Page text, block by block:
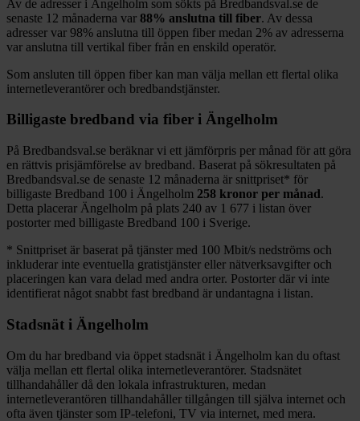
Av de adresser i Ängelholm som sökts på Bredbandsval.se de
senaste 12 månaderna var 88% anslutna till fiber. Av dessa
adresser var 98% anslutna till öppen fiber medan 2% av adresserna
var anslutna till vertikal fiber från en enskild operatör.
Som ansluten till öppen fiber kan man välja mellan ett flertal olika
internetleverantörer och bredbandstjänster.
Billigaste bredband via fiber i Ängelholm
På Bredbandsval.se beräknar vi ett jämförpris per månad för att göra
en rättvis prisjämförelse av bredband. Baserat på sökresultaten på
Bredbandsval.se de senaste 12 månaderna är snittpriset* för
billigaste Bredband 100 i Ängelholm 258 kronor per månad.
Detta placerar Ängelholm på plats 240 av 1 677 i listan över
postorter med billigaste Bredband 100 i Sverige.
* Snittpriset är baserat på tjänster med 100 Mbit/s nedströms och
inkluderar inte eventuella gratistjänster eller nätverksavgifter och
placeringen kan vara delad med andra orter. Postorter där vi inte
identifierat något snabbt fast bredband är undantagna i listan.
Stadsnät i Ängelholm
Om du har bredband via öppet stadsnät i Ängelholm kan du oftast
välja mellan ett flertal olika internetleverantörer. Stadsnätet
tillhandahåller då den lokala infrastrukturen, medan
internetleverantören tillhandahåller tillgången till själva internet och
ofta även tjänster som IP-telefoni, TV via internet, med mera.